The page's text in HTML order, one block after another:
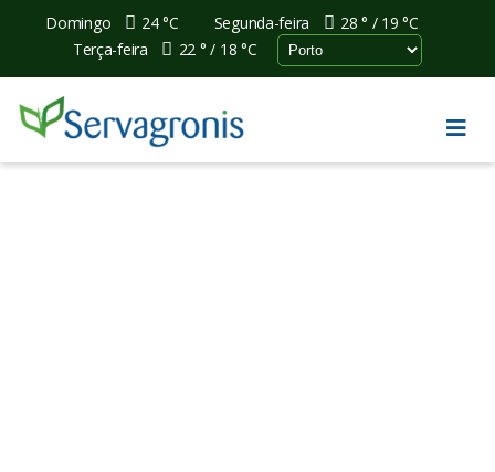
Domingo 24 °C Segunda-feira 28 ° 19 °C
Terça-feira
22 ° 18 °C